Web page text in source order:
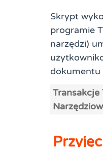
Skrypt
programie
narzędzi)
dokumentu
Transakcje